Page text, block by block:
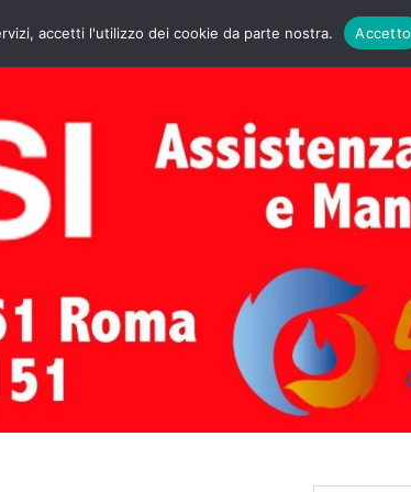
CONTATTI ASSISTENZA CALDAIE BIASI
accetti l'utilizzo dei cookie da parte nostra. Accetto